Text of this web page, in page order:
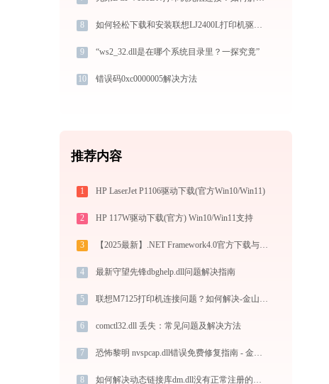
8 如何轻松下载和安装联想LJ2400L打印机驱动？跟着这篇指南走
9 “ws2_32.dll是在哪个系统目录里？一探究竟”
10 错误码0xc0000005解决方法
推荐内容
1 HP LaserJet P1106驱动下载(官方Win10/Win11)
2 HP 117W驱动下载(官方) Win10/Win11支持
3 【2025最新】.NET Framework4.0官方下载与安装方法|附错误解决方案
4 最新守望先锋dbghelp.dll问题解决指南
5 联想M7125打印机连接问题？如何解决-金山毒霸
6 comctl32.dll 丢失：常见问题及解决方法
7 恐怖黎明 nvspcap.dll错误免费修复指南 - 金山毒霸
8 如何解决动态链接库dm.dll没有正常注册的问题？